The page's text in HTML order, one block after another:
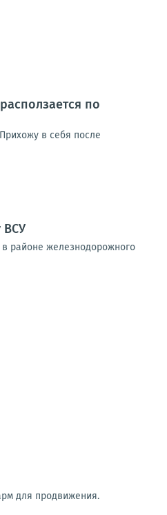
по
в себя после
ВСУ
районе железнодорожного
для продвижения.